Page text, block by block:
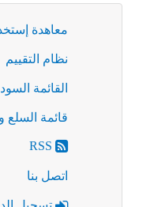
معاهدة
نظام التقييم
القائمة
قائمة السلع
RSS
اتصل بنا